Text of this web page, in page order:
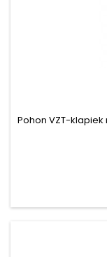
Pohon VZT-klapiek